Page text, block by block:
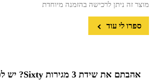
מוצר זה ניתן לרכישה בהזמנה מיוחדת
ספרו לי עוד
אהבתם את שידת 3 מגירות Sixty? יש לכם שאלה?